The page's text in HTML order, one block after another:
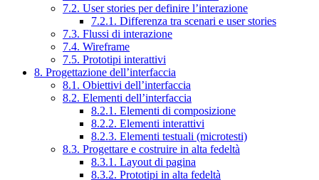
7.2. User stories per definire l’interazione
7.2.1. Differenza tra scenari e user stories
7.3. Flussi di interazione
7.4. Wireframe
7.5. Prototipi interattivi
8. Progettazione dell’interfaccia
8.1. Obiettivi dell’interfaccia
8.2. Elementi dell’interfaccia
8.2.1. Elementi di composizione
8.2.2. Elementi interattivi
8.2.3. Elementi testuali (microtesti)
8.3. Progettare e costruire in alta fedeltà
8.3.1. Layout di pagina
8.3.2. Prototipi in alta fedeltà